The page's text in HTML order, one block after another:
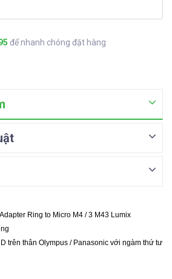
để nhanh chóng đặt hàng
Ring to Micro M4 / 3 M43 Lumix
trên thân Olympus / Panasonic với ngàm thứ tư